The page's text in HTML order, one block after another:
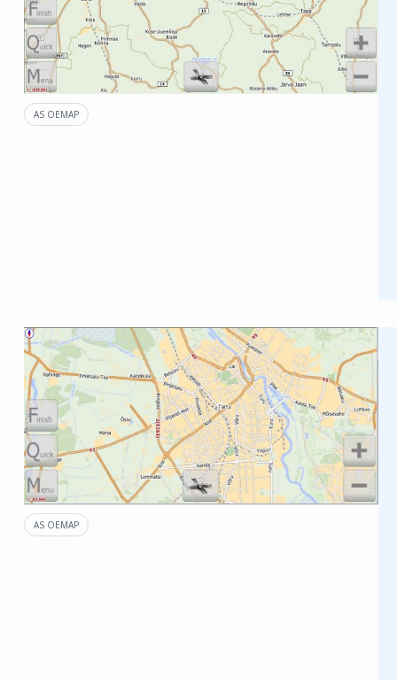
AS OEMAP
AS OEMAP